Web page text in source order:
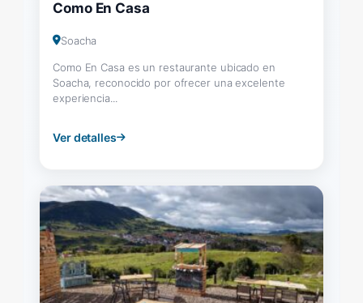
Como En Casa
Soacha
Como En Casa es un restaurante ubicado en
Soacha, reconocido por ofrecer una excelente
experiencia...
Ver detalles